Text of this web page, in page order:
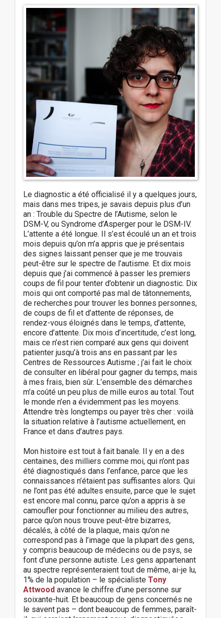
Le diagnostic a été officialisé il y a quelques jours,
mais dans mes tripes, je savais depuis plus d’un
an : Trouble du Spectre de l’Autisme, selon le
DSM-V, ou Syndrome d’Asperger pour le DSM-IV.
L’attente a été longue. Il s’est écoulé un an et trois
mois depuis qu’on m’a appris que je présentais
des signes laissant penser que je me trouvais
peut-être sur le spectre de l’autisme. Et dix mois
depuis que j’ai commencé à passer les premiers
coups de fil pour tenter d’obtenir un diagnostic. Dix
mois qui ont comporté pas mal de tâtonnements,
de recherches pour trouver les bonnes personnes,
de coups de fil et d’attente de réponses, de
rendez-vous éloignés dans le temps, d’attente,
encore d’attente. Dix mois d’incertitude, c’est long,
mais ce n’est rien comparé aux gens qui doivent
patienter jusqu’à trois ans en passant par les
Centres de Ressources Autisme ; j’ai fait le choix
de consulter en libéral pour gagner du temps, mais
à mes frais, bien sûr. L’ensemble des démarches
m’a coûté un peu plus de mille euros au total. Tout
le monde n’en a évidemment pas les moyens.
Attendre très longtemps ou payer très cher : voilà
la situation relative à l’autisme actuellement, en
France et dans d’autres pays.
Mon histoire est tout à fait banale. Il y en a des
centaines, des milliers comme moi, qui n’ont pas
été diagnostiqués dans l’enfance, parce que les
connaissances n’étaient pas suffisantes alors. Qui
ne l’ont pas été adultes ensuite, parce que le sujet
est encore mal connu, parce qu’on a appris à se
camoufler pour fonctionner au milieu des autres,
parce qu’on nous trouve peut-être bizarres,
décalés, à côté de la plaque, mais qu’on ne
correspond pas à l’image que la plupart des gens,
y compris beaucoup de médecins ou de psys, se
font d’une personne autiste. Les gens appartenant
au spectre représenteraient tout de même, ai-je lu,
1% de la population – le spécialiste Tony
Attwood avance le chiffre d’une personne sur
soixante-huit. Et beaucoup de gens concernés ne
le savent pas – dont beaucoup de femmes, paraît-